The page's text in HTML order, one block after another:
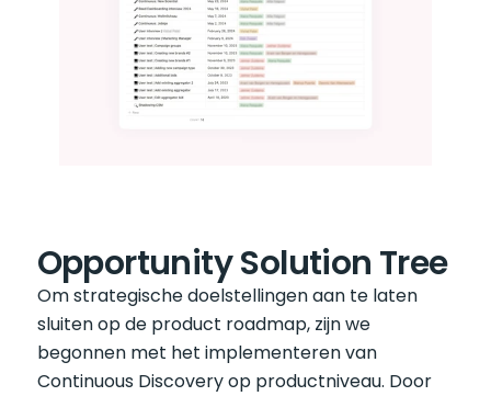
Opportunity Solution Tree
Om strategische doelstellingen aan te laten
sluiten op de product roadmap, zijn we
begonnen met het implementeren van
Continuous Discovery op productniveau. Door